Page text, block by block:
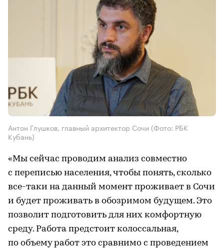
Антон Глушков, главный архитектор Сочи (Фото: РБК
Кубань)
«Мы сейчас проводим анализ совместно
с переписью населения, чтобы понять, сколько
все-таки на данный момент проживает в Сочи
и будет проживать в обозримом будущем. Это
позволит подготовить для них комфортную
среду. Работа предстоит колоссальная,
по объему работ это сравнимо с проведением